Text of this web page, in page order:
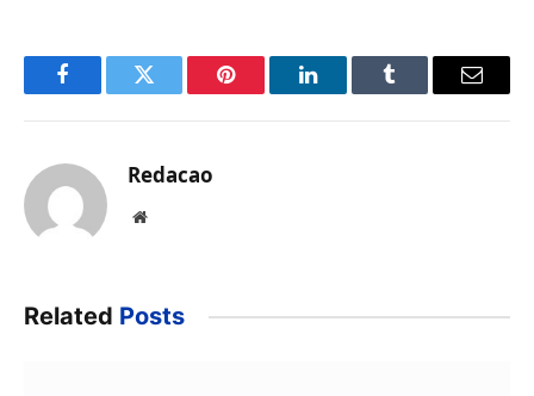
FacebookTwitter Pinterest LinkedInTumblr Email
Redacao
Website
Related Posts